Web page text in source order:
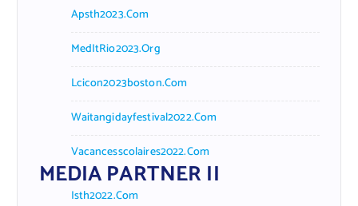
Apsth2023.com
MedItRio2023.org
Lcicon2023boston.com
Waitangidayfestival2022.com
Vacancesscolaires2022.com
MEDIA PARTNER II
Isth2022.com